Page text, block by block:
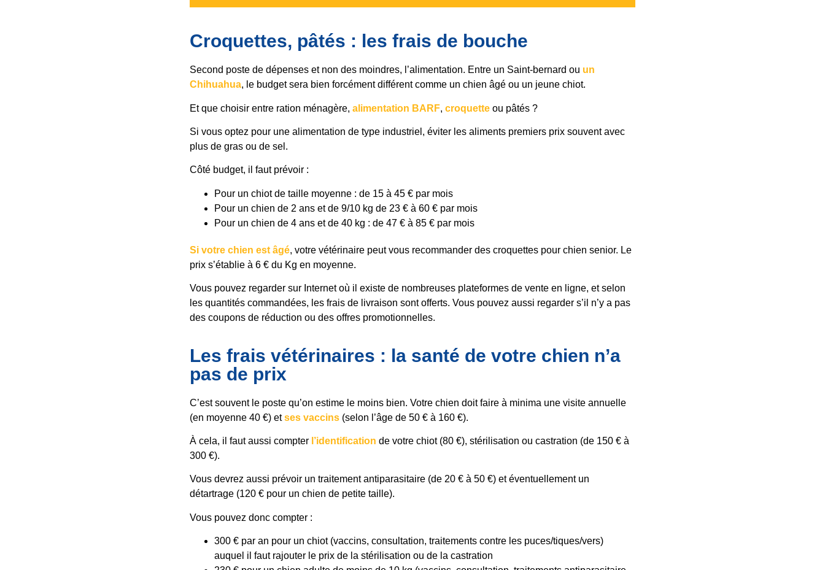
Croquettes, pâtés : les frais de bouche
Second poste de dépenses et non des moindres, l’alimentation. Entre un Saint-bernard ou un
Chihuahua, le budget sera bien forcément différent comme un chien âgé ou un jeune chiot.
Et que choisir entre ration ménagère, alimentation BARF, croquetteou pâtés ?
Si vous optez pour une alimentation de type industriel, éviter les aliments premiers prix souvent avec
plus de gras ou de sel.
Côté budget, il faut prévoir :
Pour un chiot de taille moyenne : de 15 à 45 € par mois
Pour un chien de 2 ans et de 9/10 kg de 23 € à 60 € par mois
Pour un chien de 4 ans et de 40 kg : de 47 € à 85 € par mois
Si votre chien est âgé, votre vétérinaire peut vous recommander des croquettes pour chien senior. Le
prix s’établie à 6 € du Kg en moyenne.
Vous pouvez regarder sur Internet où il existe de nombreuses plateformes de vente en ligne, et selon
les quantités commandées, les frais de livraison sont offerts. Vous pouvez aussi regarder s’il n’y a pas
des coupons de réduction ou des offres promotionnelles.
Les frais vétérinaires : la santé de votre chien n’a
pas de prix
C’est souvent le poste qu’on estime le moins bien. Votre chien doit faire à minima une visite annuelle
(en moyenne 40 €) etses vaccins (selon l’âge de 50 € à 160 €).
À cela, il faut aussi compter l’identification de votre chiot (80 €), stérilisation ou castration (de 150 € à
300 €).
Vous devrez aussi prévoir un traitement antiparasitaire (de 20 € à 50 €) et éventuellement un
détartrage (120 € pour un chien de petite taille).
Vous pouvez donc compter :
300 € par an pour un chiot (vaccins, consultation, traitements contre les puces/tiques/vers)
auquel il faut rajouter le prix de la stérilisation ou de la castration